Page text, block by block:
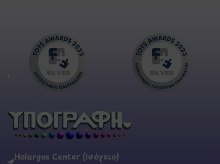
Holargos Center (Ισόγειο)